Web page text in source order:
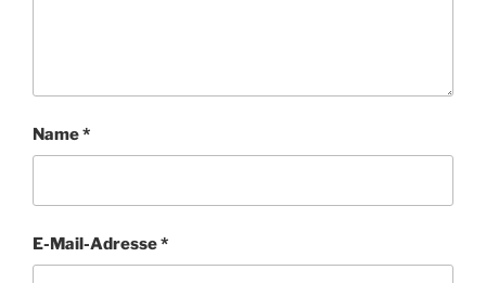
Name*
E-Mail-Adresse*